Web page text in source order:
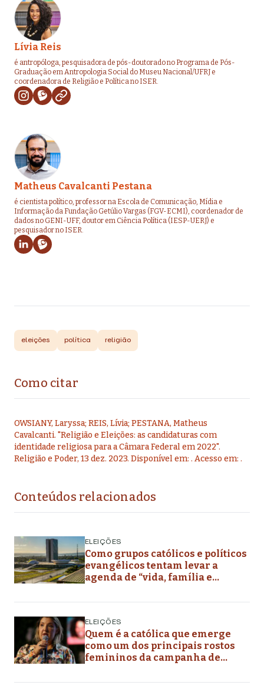
Lívia Reis
é antropóloga, pesquisadora de pós-doutorado no Programa de Pós-
Graduação em Antropologia Social do Museu Nacional/UFRJ e
coordenadora de Religião e Política no ISER.
Matheus Cavalcanti Pestana
é cientista político, professor na Escola de Comunicação, Mídia e
Informação da Fundação Getúlio Vargas (FGV-ECMI), coordenador de
dados no GENI-UFF, doutor em Ciência Política (IESP-UERJ) e
pesquisador no ISER.
eleições política religião
Como citar
OWSIANY, Laryssa; REIS, Lívia; PESTANA, Matheus
Cavalcanti. "Religião e Eleições: as candidaturas com
identidade religiosa para a Câmara Federal em 2022".
Religião e Poder, 13 dez. 2023. Disponível em: . Acesso em: .
Conteúdos relacionados
ELEIÇÕES
Como grupos católicos e políticos
evangélicos tentam levar a
agenda de “vida, família e
futuros
ELEIÇÕES
Quem é a católica que emerge
como um dos principais rostos
femininos da campanha de